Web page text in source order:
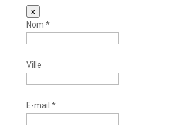
xMasquer
ce
formulaire.
Nom *
Ville
E-mail *